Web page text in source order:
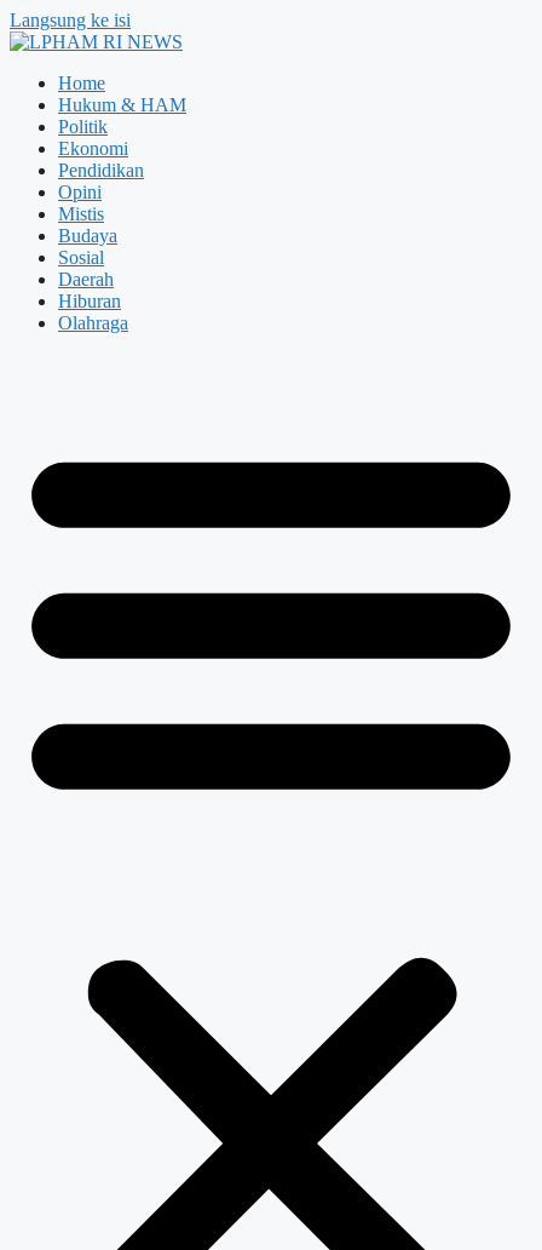
Langsung ke isi
Home
Hukum & HAM
Politik
Ekonomi
Pendidikan
Opini
Mistis
Budaya
Sosial
Daerah
Hiburan
Olahraga